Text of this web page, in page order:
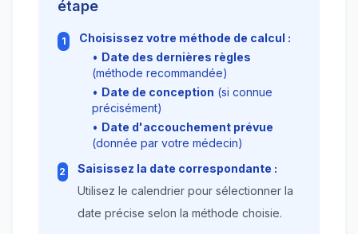
étape
1
Choisissez votre méthode de calcul :
• Date des dernières règles
(méthode recommandée)
• Date de conception (si connue
précisément)
• Date d'accouchement prévue
(donnée par votre médecin)
2
Saisissez la date correspondante :
Utilisez le calendrier pour sélectionner la
date précise selon la méthode choisie.